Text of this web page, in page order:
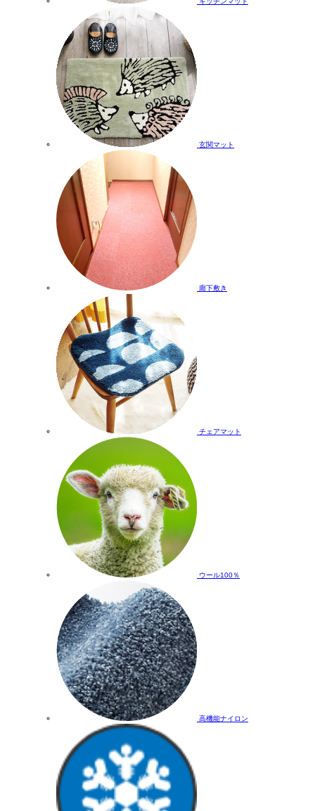
玄関マット
廊下敷き
チェアマット
ウール100％
高機能ナイロン